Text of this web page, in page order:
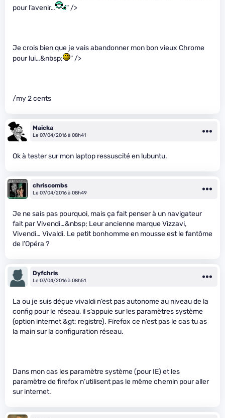
pour l’avenir…
" />
Je crois bien que je vais abandonner mon bon vieux Chrome
pour lui…&nbsp;
" />
/my 2 cents
Maicka
Le 07/04/2016 à 08h41
Ok à tester sur mon laptop ressuscité en lubuntu.
chriscombs
Le 07/04/2016 à 08h49
Je ne sais pas pourquoi, mais ça fait penser à un navigateur
fait par Vivendi…&nbsp; Leur ancienne marque Vizzavi,
Vivendi… Vivaldi. Le petit bonhomme en mousse est le fantôme
de l’Opéra ?
Dyfchris
Le 07/04/2016 à 08h51
La ou je suis déçue vivaldi n’est pas autonome au niveau de la
config pour le réseau, il s’appuie sur les paramètres système
(option internet &gt; registre). Firefox ce n’est pas le cas tu as
la main sur la configuration réseau.
Dans mon cas les paramètre système (pour IE) et les
paramètre de firefox n’utilisent pas le même chemin pour aller
sur internet.